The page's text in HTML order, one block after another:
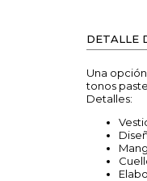
DETALLE
Una
tonos
Detalles: